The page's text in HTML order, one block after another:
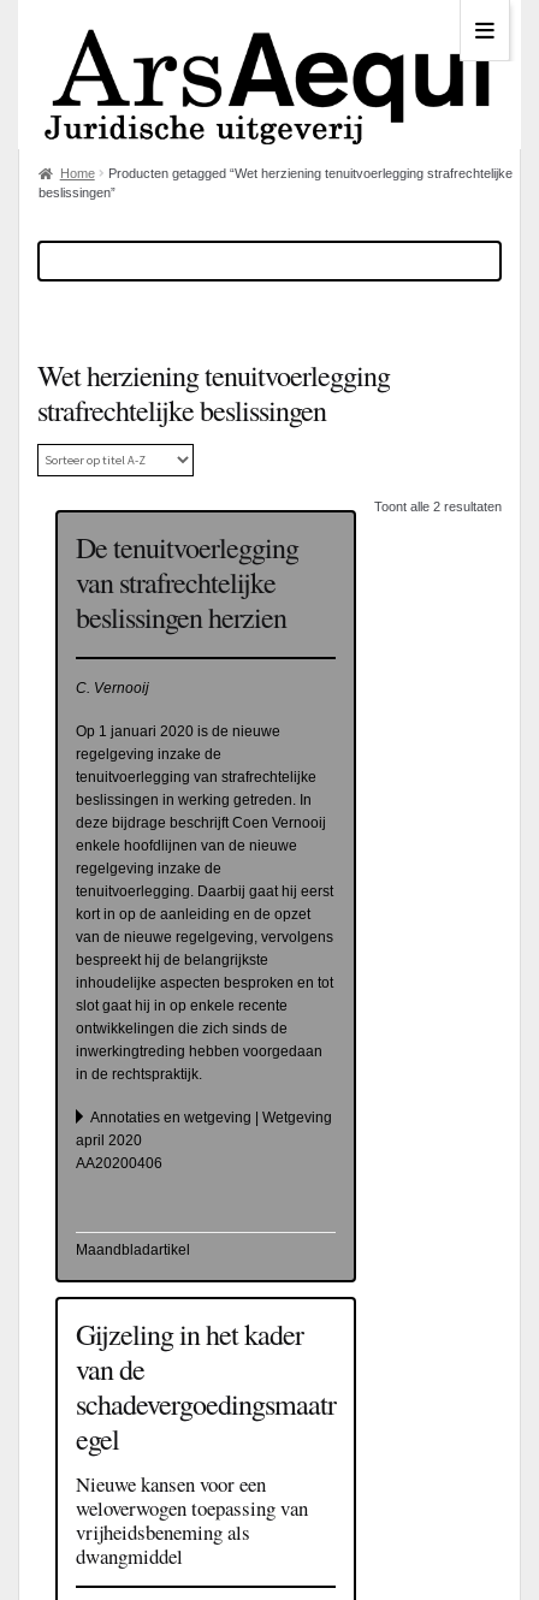
Home
Producten getagged “Wet herziening tenuitvoerlegging strafrechtelijke
beslissingen”
Wet herziening tenuitvoerlegging
strafrechtelijke beslissingen
Toont alle 2 resultaten
De tenuitvoerlegging
van strafrechtelijke
beslissingen herzien
C. Vernooij
Op 1 januari 2020 is de nieuwe
regelgeving inzake de
tenuitvoerlegging van strafrechtelijke
beslissingen in werking getreden. In
deze bijdrage beschrijft Coen Vernooij
enkele hoofdlijnen van de nieuwe
regelgeving inzake de
tenuitvoerlegging. Daarbij gaat hij eerst
kort in op de aanleiding en de opzet
van de nieuwe regelgeving, vervolgens
bespreekt hij de belangrijkste
inhoudelijke aspecten besproken en tot
slot gaat hij in op enkele recente
ontwikkelingen die zich sinds de
inwerkingtreding hebben voorgedaan
in de rechtspraktijk.
Annotaties en wetgeving | Wetgeving
april 2020
AA20200406
Maandbladartikel
Gijzeling in het kader
van de
schadevergoedingsmaatr
egel
Nieuwe kansen voor een
weloverwogen toepassing van
vrijheidsbeneming als
dwangmiddel